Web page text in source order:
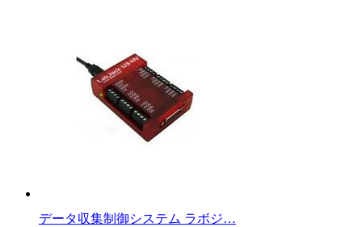
データ収集制御システム ラボジ…